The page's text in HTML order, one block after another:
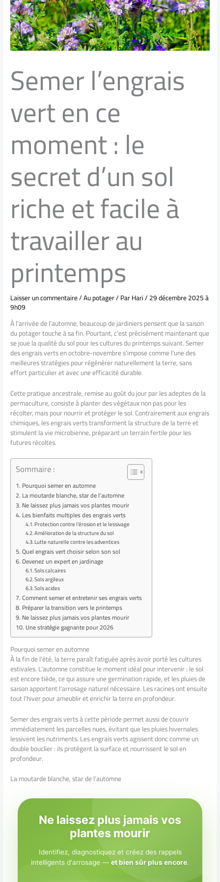
Semer l’engrais
vert en ce
moment : le
secret d’un sol
riche et facile à
travailler au
printemps
Laisser un commentaire/Au potager/ ParHari/29 décembre 2025 à
9h09
À l’arrivée de l’automne, beaucoup de jardiniers pensent que la saison
du potager touche à sa fin. Pourtant, c’est précisément maintenant que
se joue la qualité du sol pour les cultures du printemps suivant. Semer
des engrais verts en octobre-novembre s’impose comme l’une des
meilleures stratégies pour régénérer naturellement la terre, sans
effort particulier et avec une efficacité durable.
Cette pratique ancestrale, remise au goût du jour par les adeptes de la
permaculture, consiste à planter des végétaux non pas pour les
récolter, mais pour nourrir et protéger le sol. Contrairement aux engrais
chimiques, les engrais verts transforment la structure de la terre et
stimulent la vie microbienne, préparant un terrain fertile pour les
futures récoltes.
Sommaire :
Pourquoi semer en automne
La moutarde blanche, star de l’automne
Ne laissez plus jamais vos plantes mourir
Les bienfaits multiples des engrais verts
Protection contre l’érosion et le lessivage
Amélioration de la structure du sol
Lutte naturelle contre les adventices
Quel engrais vert choisir selon son sol
Devenez un expert en jardinage
Sols calcaires
Sols argileux
Sols acides
Comment semer et entretenir ses engrais verts
Préparer la transition vers le printemps
Ne laissez plus jamais vos plantes mourir
Une stratégie gagnante pour 2026
Pourquoi semer en automne
À la fin de l’été, la terre paraît fatiguée après avoir porté les cultures
estivales. L’automne constitue le moment idéal pour intervenir : le sol
est encore tiède, ce qui assure une germination rapide, et les pluies de
saison apportent l’arrosage naturel nécessaire. Les racines ont ensuite
tout l’hiver pour ameublir et enrichir la terre en profondeur.
Semer des engrais verts à cette période permet aussi de couvrir
immédiatement les parcelles nues, évitant que les pluies hivernales
lessivent les nutriments. Les engrais verts agissent donc comme un
double bouclier : ils protègent la surface et nourrissent le sol en
profondeur.
La moutarde blanche, star de l’automne
Ne laissez plus jamais vos
plantes mourir
Identifiez, diagnostiquez et créez des rappels
intelligents d'arrosage — et bien sûr plus encore.